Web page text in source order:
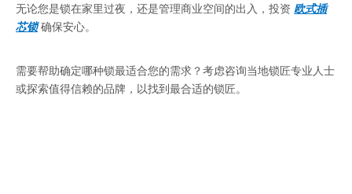
无论您是锁在家里过夜，还是管理商业空间的出入，投资 欧式插
芯锁确保安心。
需要帮助确定哪种锁最适合您的需求？考虑咨询当地锁匠专业人士
或探索值得信赖的品牌，以找到最合适的锁匠。